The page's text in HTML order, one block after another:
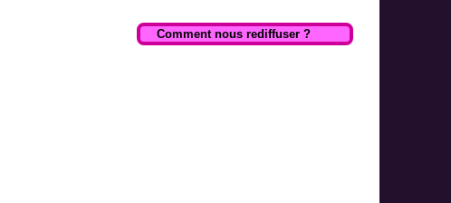
Comment nous rediffuser ?